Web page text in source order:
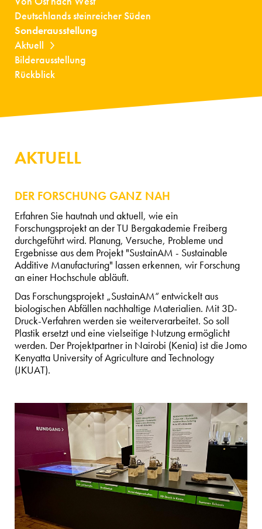
Deutschlands steinreicher Süden
Sonderausstellung
Aktuell
Bilderausstellung
Rückblick
AKTUELL
DER FORSCHUNG GANZ NAH
Erfahren Sie hautnah und aktuell, wie ein
Forschungsprojekt an der TU Bergakademie Freiberg
durchgeführt wird. Planung, Versuche, Probleme und
Ergebnisse aus dem Projekt "SustainAM - Sustainable
Additive Manufacturing" lassen erkennen, wir Forschung
an einer Hochschule abläuft.
Das Forschungsprojekt „SustainAM“ entwickelt aus
biologischen Abfällen nachhaltige Materialien. Mit 3D-
Druck-Verfahren werden sie weiterverarbeitet. So soll
Plastik ersetzt und eine vielseitige Nutzung ermöglicht
werden. Der Projektpartner in Nairobi (Kenia) ist die Jomo
Kenyatta University of Agriculture and Technology
(JKUAT).